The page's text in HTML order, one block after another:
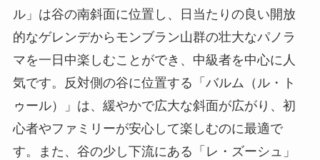
ル」は谷の南斜面に位置し、日当たりの良い開放
的なゲレンデからモンブラン山群の壮大なパノラ
マを一日中楽しむことができ、中級者を中心に人
気です。反対側の谷に位置する「バルム（ル・ト
ゥール）」は、緩やかで広大な斜面が広がり、初
心者やファミリーが安心して楽しむのに最適で
す。また、谷の少し下流にある「レ・ズーシュ」